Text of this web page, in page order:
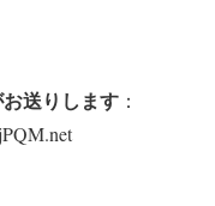
送りします ：